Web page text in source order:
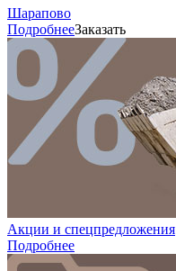
Шарапово
ПодробнееЗаказать
Акции и спецпредложения
Подробнее